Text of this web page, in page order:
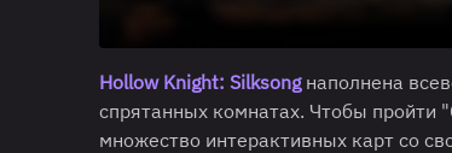
Hollow Knight: Silksongнаполнена
спрятанных комнатах. Чтобы пройти
множество интерактивных карт со